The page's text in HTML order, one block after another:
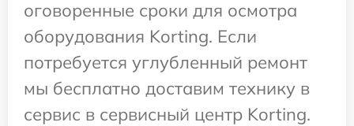
оговоренные сроки для осмотра
оборудования Korting. Если
потребуется углубленный ремонт
мы бесплатно доставим технику в
сервис в сервисный центр Korting.